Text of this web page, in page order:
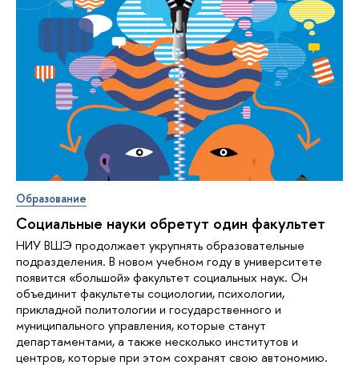
Образование
Социальные науки обретут один факультет
НИУ ВШЭ продолжает укрупнять образовательные
подразделения. В новом учебном году в университете
появится «большой» факультет социальных наук. Он
объединит факультеты социологии, психологии,
прикладной политологии и государственного и
муниципального управления, которые станут
департаментами, а также несколько институтов и
центров, которые при этом сохранят свою автономию.